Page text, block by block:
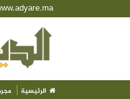
الرئيسية